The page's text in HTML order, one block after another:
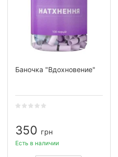
Баночка "Вдохновение"
350 грн
Есть в наличии